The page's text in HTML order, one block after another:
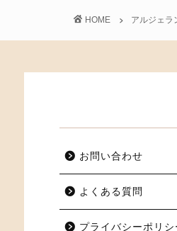
HOME アルジェラ
お問い合わせ
よくある質問
プライバシーポリシ